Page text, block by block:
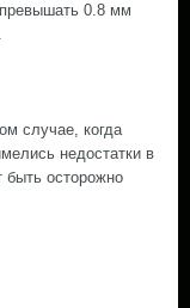
0.8 мм
случае, когда
недостатки в
быть осторожно